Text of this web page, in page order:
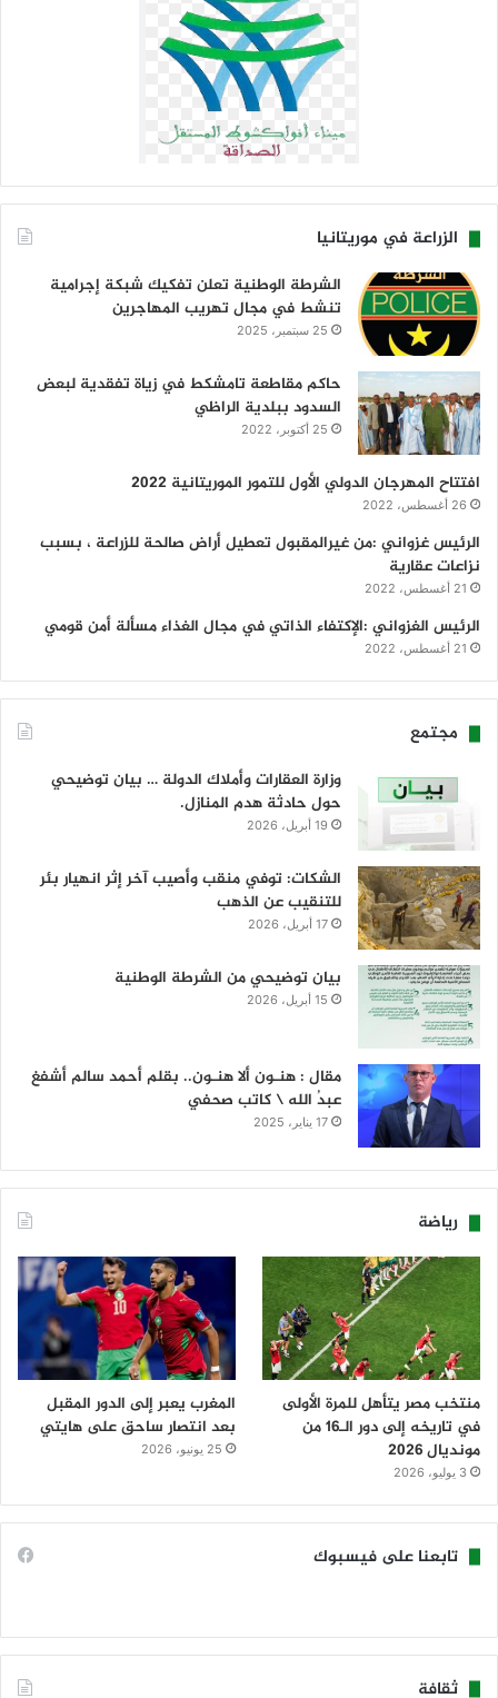
الزراعة في موريتانيا
الشرطة الوطنية تعلن تفكيك شبكة إجرامية
تنشط في مجال تهريب المهاجرين
25 سبتمبر، 2025
حاكم مقاطعة تامشكط في زياة تفقدية لبعض
السدود ببلدية الراظي
25 أكتوبر، 2022
افتتاح المهرجان الدولي الأول للتمور الموريتانية 2022
26 أغسطس، 2022
الرئيس غزواني :من غيرالمقبول تعطيل أراض صالحة للزراعة ، بسبب
نزاعات عقارية
21 أغسطس، 2022
الرئيس الغزواني :الإكتفاء الذاتي في مجال الغذاء مسألة أمن قومي
21 أغسطس، 2022
مجتمع
وزارة العقارات وأملاك الدولة … بيان توضيحي
حول حادثة هدم المنازل.
19 أبريل، 2026
الشكات: توفي منقب وأصيب آخر إثر انهيار بئر
للتنقيب عن الذهب
17 أبريل، 2026
بيان توضيحي من الشرطة الوطنية
15 أبريل، 2026
مقال : هنـون ألا هنـون.. بقلم أحمد سالم أشفغ
عبدُ الله \ كاتب صحفي
17 يناير، 2025
رياضة
منتخب مصر يتأهل للمرة الأولى
في تاريخه إلى دور الـ16 من
مونديال 2026
3 يوليو، 2026
المغرب يعبر إلى الدور المقبل
بعد انتصار ساحق على هايتي
25 يونيو، 2026
تابعنا على فيسبوك
ثقافة